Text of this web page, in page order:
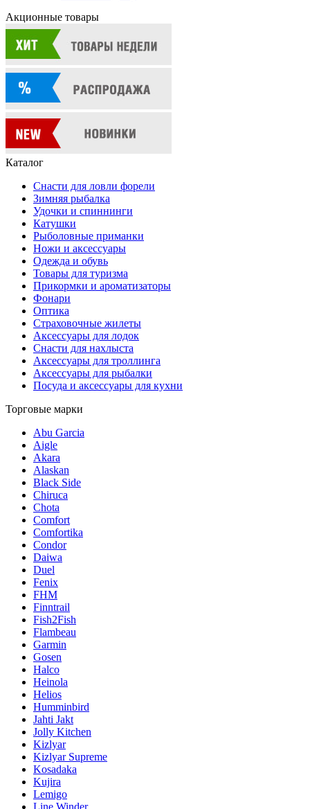
Акционные товары
Каталог
Снасти для ловли форели
Зимняя рыбалка
Удочки и спиннинги
Катушки
Рыболовные приманки
Ножи и аксессуары
Одежда и обувь
Товары для туризма
Прикормки и ароматизаторы
Фонари
Оптика
Страховочные жилеты
Аксессуары для лодок
Снасти для нахлыста
Аксессуары для троллинга
Аксессуары для рыбалки
Посуда и аксессуары для кухни
Торговые марки
Abu Garcia
Aigle
Akara
Alaskan
Black Side
Chiruca
Chota
Comfort
Comfortika
Condor
Daiwa
Duel
Fenix
FHM
Finntrail
Fish2Fish
Flambeau
Garmin
Gosen
Halco
Heinola
Helios
Humminbird
Jahti Jakt
Jolly Kitchen
Kizlyar
Kizlyar Supreme
Kosadaka
Kujira
Lemigo
Line Winder